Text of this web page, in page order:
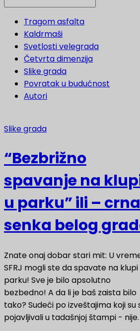
Tragom asfalta
Kaldrmaši
Svetlosti velegrada
Četvrta dimenzija
Slike grada
Povratak u budućnost
Autori
Slike grada
“Bezbrižno
spavanje na
u parku” ili – crna
senka belog
Znate onaj dobar stari mit: U
SFRJ mogli ste da spavate na klupi
parku! Sve je bilo apsolutno
bezbedno! A da li je baš zaista bilo
tako? Sudeći po izveštajima koji su
pojavljivali u tadašnjoj štampi - nije.